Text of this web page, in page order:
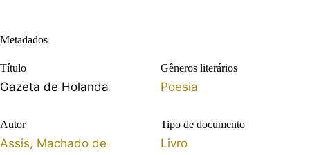
Metadados
Título
Gazeta de Holanda
Autor
Assis, Machado de
Gêneros literários
Poesia
Tipo de documento
Livro